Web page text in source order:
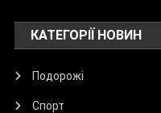
КАТЕГОРІЇ НОВИН
Подорожі
Спорт